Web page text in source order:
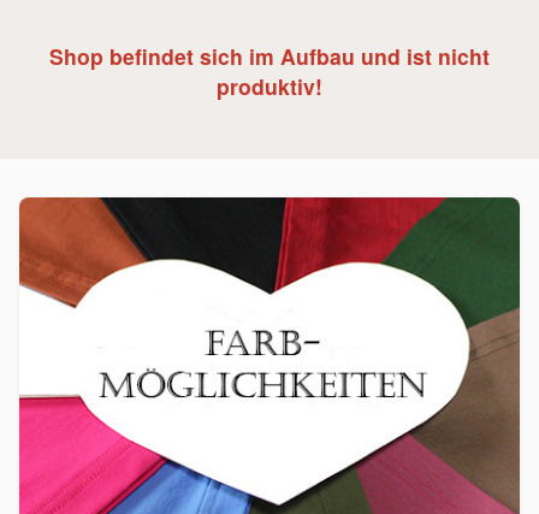
Shop befindet sich im Aufbau und ist nicht
produktiv!